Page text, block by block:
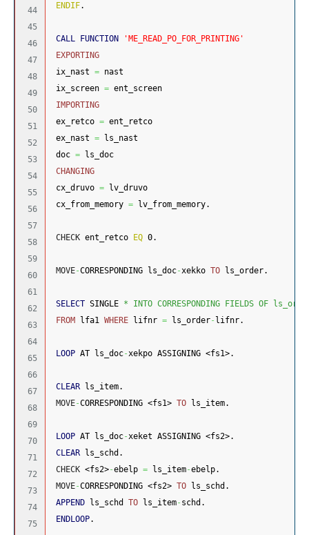
44
45
46
47
48
49
50
51
52
53
54
55
56
57
58
59
60
61
62
63
64
65
66
67
68
69
70
71
72
73
74
75
ENDIF.
CALL FUNCTION
'ME_READ_PO_FOR_PRINTING'
EXPORTING
ix_nast = nast
ix_screen = ent_screen
IMPORTING
ex_retco = ent_retco
ex_nast = ls_nast
doc = ls_doc
CHANGING
cx_druvo = lv_druvo
cx_from_memory = lv_from_memory.
CHECK ent_retco EQ 0.
MOVE-CORRESPONDING ls_doc-xekko TO ls_order.
SELECT SINGLE * INTO CORRESPONDING FIELDS OF
FROM lfa1 WHERE lifnr = ls_order- lifnr.
LOOP AT ls_doc-xekpo ASSIGNING <fs1>.
CLEAR ls_item.
MOVE-CORRESPONDING <fs1> TO ls_item.
LOOP AT ls_doc-xeket ASSIGNING <fs2>.
CLEAR ls_schd.
CHECK <fs2>-ebelp = ls_item-ebelp.
MOVE-CORRESPONDING <fs2> TO ls_schd.
APPEND ls_schd TO ls_item- schd.
ENDLOOP.